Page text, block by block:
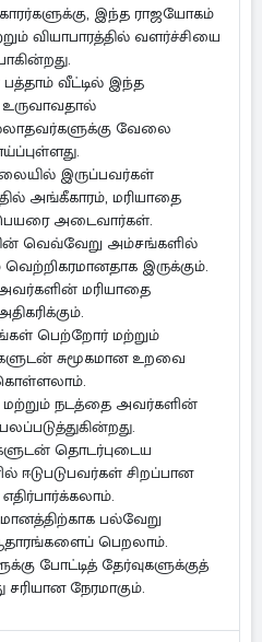
இந்த ராஜயோகம்
வியாபாரத்தில் வளர்ச்சியை
வீட்டில் இந்த
வேலை
இருப்பவர்கள்
அங்கீகாரம், மரியாதை
அடைவார்கள்.
வெவ்வேறு அம்சங்களில்
இருக்கும்.
மரியாதை
பெற்றோர் மற்றும்
சுமூகமான உறவை
மற்றும் நடத்தை அவர்களின்
தொடர்புடைய
ஈடுபடுபவர்கள் சிறப்பான
பல்வேறு
பெறலாம்.
போட்டித் தேர்வுகளுக்குத்
சரியான நேரமாகும்.